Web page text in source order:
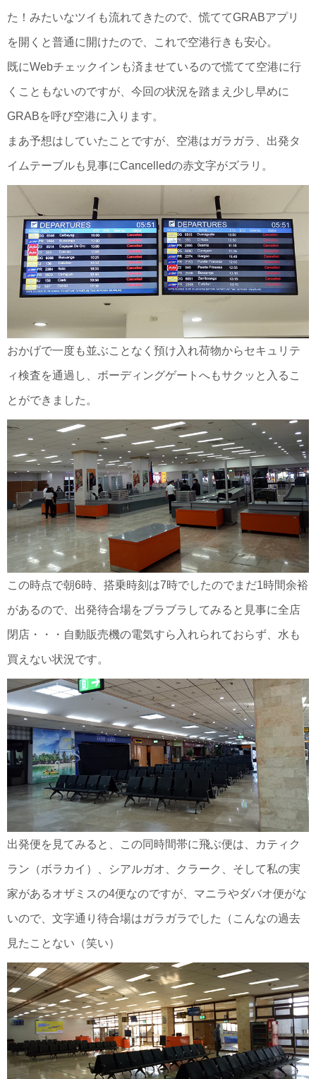
た！みたいなツイも流れてきたので、慌ててGRABアプリ
を開くと普通に開けたので、これで空港行きも安心。
既にWebチェックインも済ませているので慌てて空港に行
くこともないのですが、今回の状況を踏まえ少し早めに
GRABを呼び空港に入ります。
まあ予想はしていたことですが、空港はガラガラ、出発タ
イムテーブルも見事にCancelledの赤文字がズラリ。
おかげで一度も並ぶことなく預け入れ荷物からセキュリテ
ィ検査を通過し、ボーディングゲートへもサクッと入るこ
とができました。
この時点で朝6時、搭乗時刻は7時でしたのでまだ1時間余裕
があるので、出発待合場をブラブラしてみると見事に全店
閉店・・・自動販売機の電気すら入れられておらず、水も
買えない状況です。
出発便を見てみると、この同時間帯に飛ぶ便は、カティク
ラン（ボラカイ）、シアルガオ、クラーク、そして私の実
家があるオザミスの4便なのですが、マニラやダバオ便がな
いので、文字通り待合場はガラガラでした（こんなの過去
見たことない（笑い）